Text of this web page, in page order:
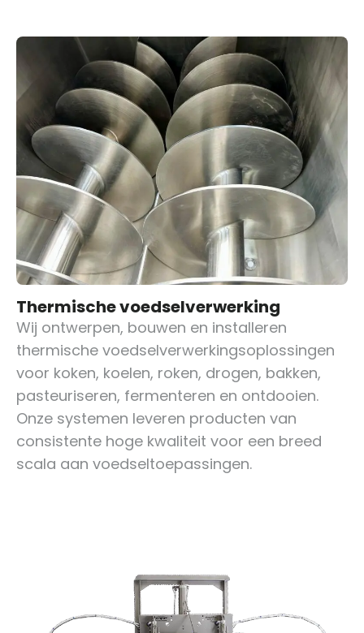
Thermische voedselverwerking
Wij ontwerpen, bouwen en installeren
thermische voedselverwerkingsoplossingen
voor koken, koelen, roken, drogen, bakken,
pasteuriseren, fermenteren en ontdooien.
Onze systemen leveren producten van
consistente hoge kwaliteit voor een breed
scala aan voedseltoepassingen.